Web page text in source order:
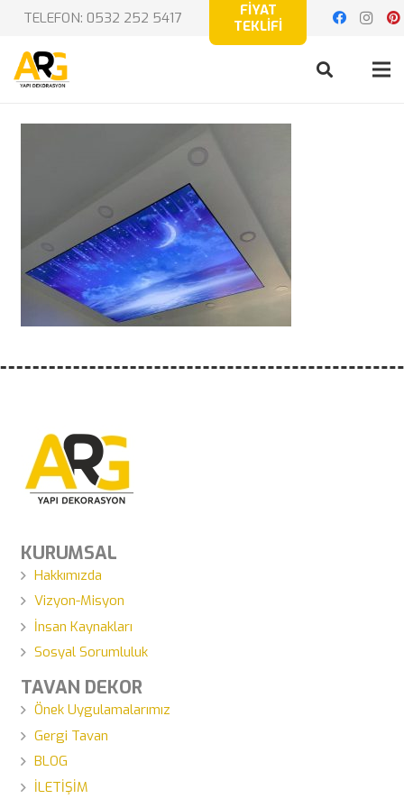
TELEFON: 0532 252 5417
FİYAT
TEKLİFİ
KURUMSAL
Hakkımızda
Vizyon-Misyon
İnsan Kaynakları
Sosyal Sorumluluk
TAVAN DEKOR
Önek Uygulamalarımız
Gergi Tavan
BLOG
İLETİŞİM